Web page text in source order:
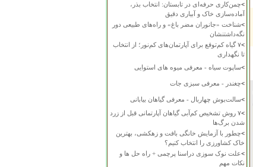
>چمن‌کاری حرفه‌ای در تابستان: انتخاب بذر،
آماده‌سازی خاک و آبیاری دقیق
>شناخت «جانوران مضر باغ» و راه‌های طبیعی دور
نگه‌داشتنشان
>
۷ گیاه کم‌توقع برای آپارتمان‌های کم‌نور؛ از انتخاب
تا نگهداری
>ساپوت سیاه - معرفی میوه های استوایی
>چغندر - معرفی سبزی جات
>سالت‌بوش چهاربال - معرفی گیاهان بیابانی
>
۷ روش تشخیص کم‌آبی گیاهان آپارتمانی قبل از زرد
شدن برگ‌ها
>چطور با آزمایش خانگی بافت و زهکشی، بهترین
خاک کشاورزی را انتخاب کنیم؟
>علت نوک سوزی دراسنا پرچمی + راه حل ها و
نکات مهم